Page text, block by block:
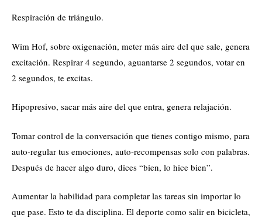
Respiración de triángulo.
Wim Hof, sobre oxigenación, meter más aire del que sale, genera
excitación. Respirar 4 segundo, aguantarse 2 segundos, votar en
2 segundos, te excitas.
Hipopresivo, sacar más aire del que entra, genera relajación.
Tomar control de la conversación que tienes contigo mismo, para
auto-regular tus emociones, auto-recompensas solo con palabras.
Después de hacer algo duro, dices “bien, lo hice bien”.
Aumentar la habilidad para completar las tareas sin importar lo
que pase. Esto te da disciplina. El deporte como salir en bicicleta,